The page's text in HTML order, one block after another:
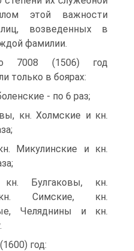
этой важности
возведенных в
фамилии.
(1506) год
только в боярах:
- по 6 раз;
кн. Холмские и кн.
Микулинские и кн.
Булгаковы, кн.
кн. Симские, кн.
Челяднины и кн.
год: